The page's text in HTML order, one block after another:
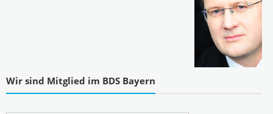
Wir sind Mitglied im BDS Bayern